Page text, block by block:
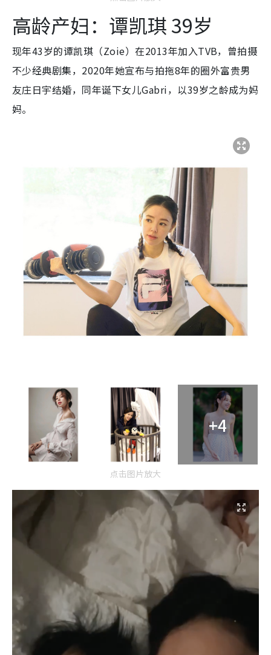
高龄产妇：谭凯琪 39岁
现年43岁的谭凯琪（Zoie）在2013年加入TVB，曾拍摄
不少经典剧集，2020年她宣布与拍拖8年的圈外富贵男
友庄日宇结婚，同年诞下女儿Gabri，以39岁之龄成为妈
妈。
+4
点击图片放大